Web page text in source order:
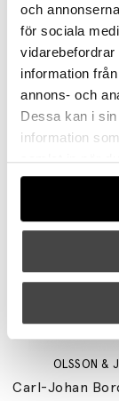
och
för sociala
vidarebefordrar
information
annons- och
Dessa kan i
information
samlat in när
OLSSON &